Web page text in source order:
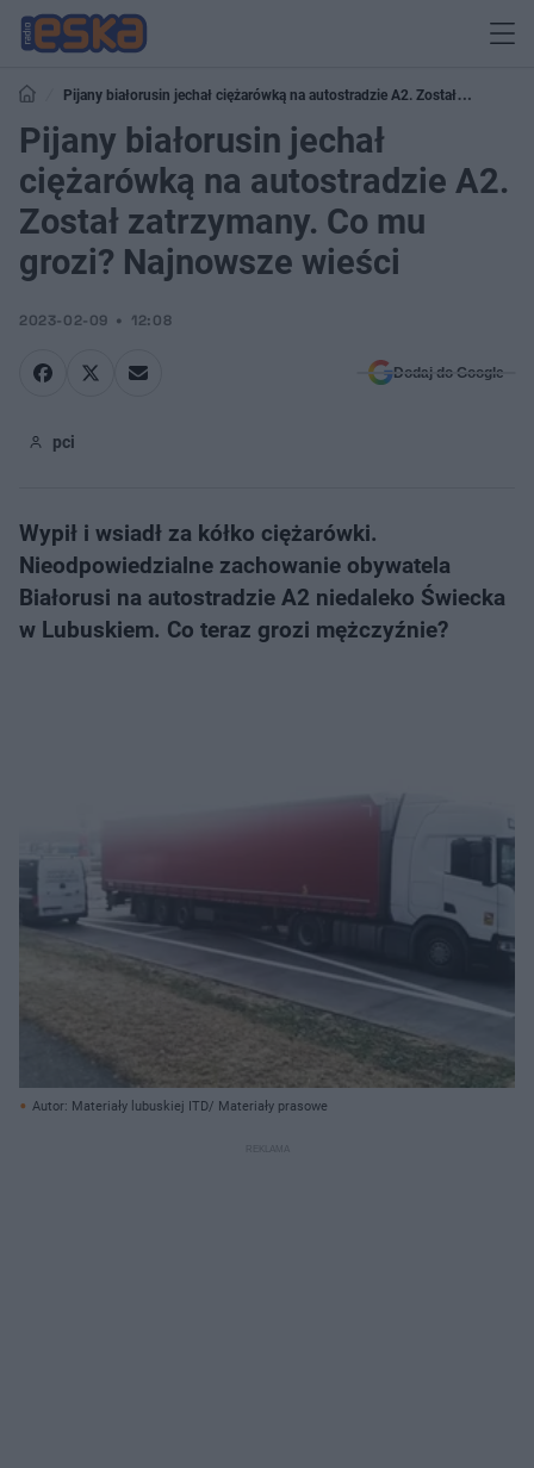
Pijany białorusin jechał ciężarówką na autostradzie A2. Został
zatrzymany. Co mu grozi? Najnowsze wieści
Pijany białorusin jechał
ciężarówką na autostradzie A2.
Został zatrzymany. Co mu
grozi? Najnowsze wieści
2023-02-09 12:08
Dodaj do Google
pci
Wypił i wsiadł za kółko ciężarówki.
Nieodpowiedzialne zachowanie obywatela
Białorusi na autostradzie A2 niedaleko Świecka
w Lubuskiem. Co teraz grozi mężczyźnie?
Autor: Materiały lubuskiej ITD/ Materiały prasowe